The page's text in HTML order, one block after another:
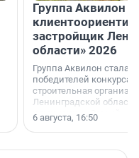
Группа Аквилон
застройщик
области» 2026
Группа Аквилон стала
победителей конкурса
строительная
Ленинградской области
номинации «Самый
застройщик
области».
6 августа, 16:50